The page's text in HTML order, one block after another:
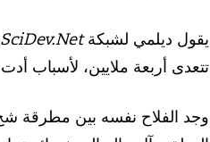
يقول ديلمي لشبكةSciDev.Net
تتعدى أربعة ملايين، لأسباب
وجد الفلاح نفسه بين مطرقة